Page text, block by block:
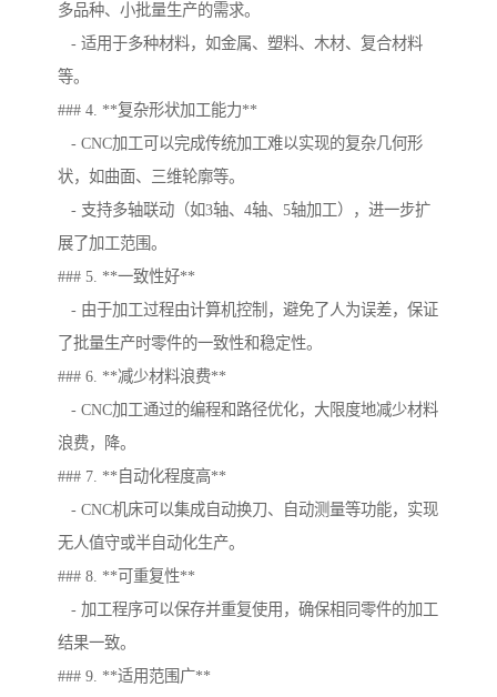
多品种、小批量生产的需求。
- 适用于多种材料，如金属、塑料、木材、复合材料
等。
### 4. **复杂形状加工能力**
- CNC加工可以完成传统加工难以实现的复杂几何形
状，如曲面、三维轮廓等。
- 支持多轴联动（如3轴、4轴、5轴加工），进一步扩
展了加工范围。
### 5. **一致性好**
- 由于加工过程由计算机控制，避免了人为误差，保证
了批量生产时零件的一致性和稳定性。
### 6. **减少材料浪费**
- CNC加工通过的编程和路径优化，大限度地减少材料
浪费，降。
### 7. **自动化程度高**
- CNC机床可以集成自动换刀、自动测量等功能，实现
无人值守或半自动化生产。
### 8. **可重复性**
- 加工程序可以保存并重复使用，确保相同零件的加工
结果一致。
### 9. **适用范围广**